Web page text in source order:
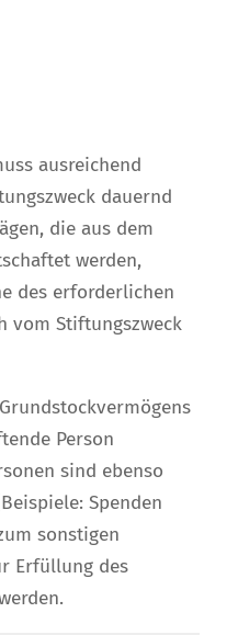
ausreichend
dauernd
die aus dem
werden,
des erforderlichen
vom Stiftungszweck
Person
sind ebenso
Spenden
sonstigen
Erfüllung des